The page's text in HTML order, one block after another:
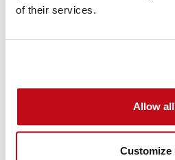
of their services.
Allow all
Customize
전화+65 689 613 40
남아프리카 공화국 - 요하네스버그
전화 +27 11 392 1888 또는
전화 +27 11 392 1884 또는
전화 +27 10 590 5865